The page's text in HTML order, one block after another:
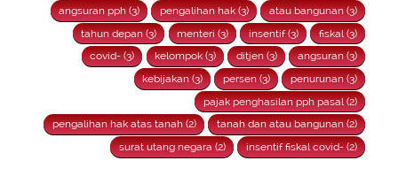
angsuran pph (3)
pengalihan hak (3)
atau bangunan (3)
tahun depan (3)
menteri (3) insentif (3)
fiskal (3)
covid- (3)
kelompok (3) ditjen (3)
angsuran (3)
kebijakan (3)
persen (3)
penurunan (3)
pajak penghasilan pph pasal (2)
pengalihan hak atas tanah (2)
tanah dan atau bangunan (2)
surat utang negara (2)
insentif fiskal covid- (2)